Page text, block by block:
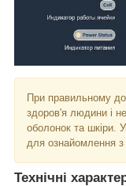
При правильному
здоров'я людини і
оболонок та шкіри.
для ознайомлення з
Технічні